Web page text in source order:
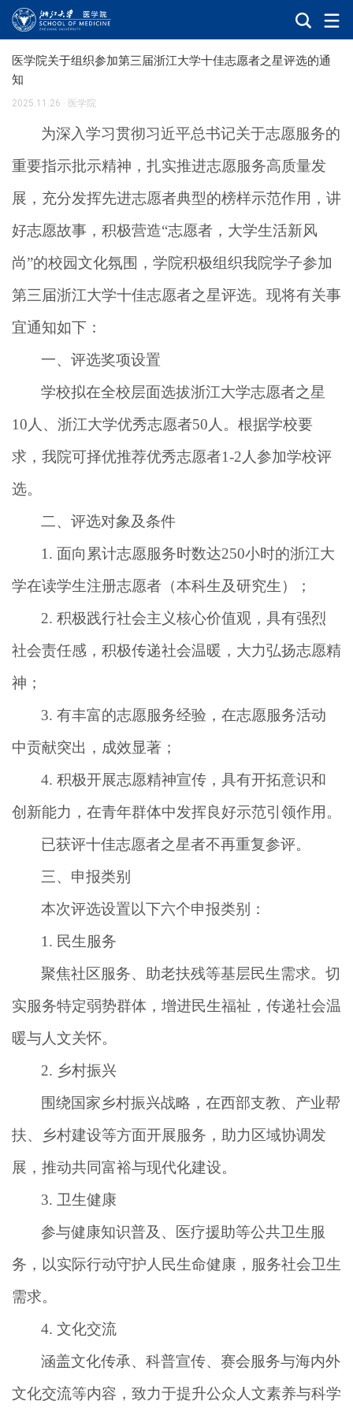
医学院关于组织参加第三届浙江大学十佳志愿者之星评选的通
知
2025.11.26 · 医学院
为深入学习贯彻习近平总书记关于志愿服务的
重要指示批示精神，扎实推进志愿服务高质量发
展，充分发挥先进志愿者典型的榜样示范作用，讲
好志愿故事，积极营造“志愿者，大学生活新风
尚”的校园文化氛围，学院积极组织我院学子参加
第三届浙江大学十佳志愿者之星评选。现将有关事
宜通知如下：
一、评选奖项设置
学校拟在全校层面选拔浙江大学志愿者之星
10 人、浙江大学优秀志愿者50 人。根据学校要
求，我院可择优推荐优秀志愿者1-2 人参加学校评
选。
二、评选对象及条件
1.面向累计志愿服务时数达250小时的浙江大
学在读学生注册志愿者（本科生及研究生）；
2.积极践行社会主义核心价值观，具有强烈
社会责任感，积极传递社会温暖，大力弘扬志愿精
神；
3.有丰富的志愿服务经验，在志愿服务活动
中贡献突出，成效显著；
4.积极开展志愿精神宣传，具有开拓意识和
创新能力，在青年群体中发挥良好示范引领作用。
已获评十佳志愿者之星者不再重复参评。
三、申报类别
本次评选设置以下六个申报类别：
1. 民生服务
聚焦社区服务、助老扶残等基层民生需求。切
实服务特定弱势群体，增进民生福祉，传递社会温
暖与人文关怀。
2. 乡村振兴
围绕国家乡村振兴战略，在西部支教、产业帮
扶、乡村建设等方面开展服务，助力区域协调发
展，推动共同富裕与现代化建设。
3. 卫生健康
参与健康知识普及、医疗援助等公共卫生服
务，以实际行动守护人民生命健康，服务社会卫生
需求。
4.文化交流
涵盖文化传承、科普宣传、赛会服务与海内外
文化交流等内容，致力于提升公众人文素养与科学